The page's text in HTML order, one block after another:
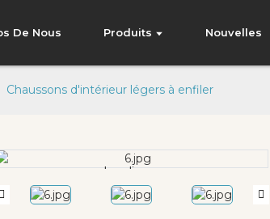
De Nous Produits Nouvelles
Chaussons d'intérieur légers à enfiler
Loading...
Loading...